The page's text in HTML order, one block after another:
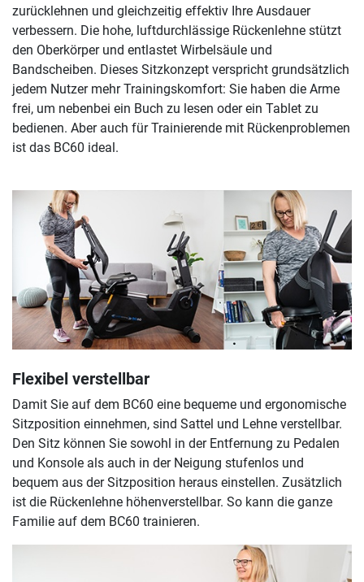
zurücklehnen und gleichzeitig effektiv Ihre Ausdauer
verbessern. Die hohe, luftdurchlässige Rückenlehne stützt
den Oberkörper und entlastet Wirbelsäule und
Bandscheiben. Dieses Sitzkonzept verspricht grundsätzlich
jedem Nutzer mehr Trainingskomfort: Sie haben die Arme
frei, um nebenbei ein Buch zu lesen oder ein Tablet zu
bedienen. Aber auch für Trainierende mit Rückenproblemen
ist das BC60 ideal.
Flexibel verstellbar
Damit Sie auf dem BC60 eine bequeme und ergonomische
Sitzposition einnehmen, sind Sattel und Lehne verstellbar.
Den Sitz können Sie sowohl in der Entfernung zu Pedalen
und Konsole als auch in der Neigung stufenlos und
bequem aus der Sitzposition heraus einstellen. Zusätzlich
ist die Rückenlehne höhenverstellbar. So kann die ganze
Familie auf dem BC60 trainieren.